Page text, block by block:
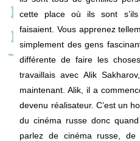
cette place où ils sont
faisaient. Vous apprenez
simplement des gens
différente de faire les
travaillais avecAlik
maintenant. Alik, il a
devenu réalisateur. C’est un
du cinéma russe donc
parlez de cinéma russe,